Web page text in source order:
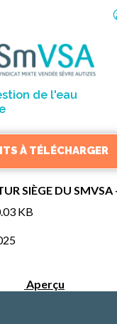
de l'eau
À TÉLÉCHARGER
SIÈGE DU
KB
Aperçu